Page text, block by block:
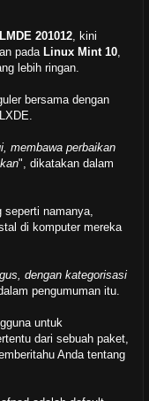
201012, kini
pada Linux Mint 10,
lebih ringan.
bersama dengan
membawa perbaikan
", dikatakan dalam
seperti namanya,
di komputer mereka
dengan kategorisasi
pengumuman itu.
untuk
dari sebuah paket,
Anda tentang